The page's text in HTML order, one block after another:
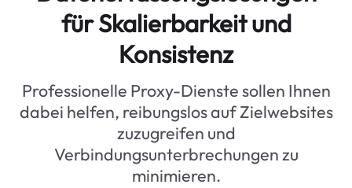
für Skalierbarkeit und
Konsistenz
Professionelle Proxy-Dienste sollen Ihnen
dabei helfen, reibungslos auf Zielwebsites
zuzugreifen und
Verbindungsunterbrechungen zu
minimieren.